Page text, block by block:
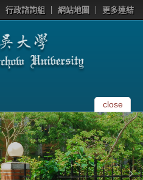
行政諮詢組 網站地圖 更多連結
close